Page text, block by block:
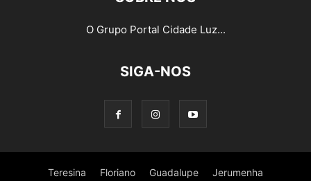
O Grupo Portal Cidade Luz...
SIGA-NOS
Teresina Floriano Guadalupe Jerumenha